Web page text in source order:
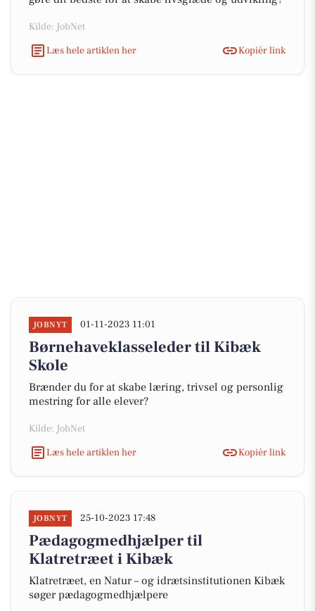
Kilde: JobNet
Læs hele artiklen her
Kopiér link
JOBNYT 01-11-2023 11:01
Børnehaveklasseleder til Kibæk
Skole
Brænder du for at skabe læring, trivsel og personlig
mestring for alle elever?
Kilde: JobNet
Læs hele artiklen her
Kopiér link
JOBNYT 25-10-2023 17:48
Pædagogmedhjælper til
Klatretræet i Kibæk
Klatretræet, en Natur – og idrætsinstitutionen Kibæk
søger pædagogmedhjælpere